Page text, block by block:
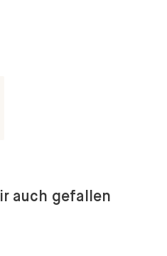
auch gefallen